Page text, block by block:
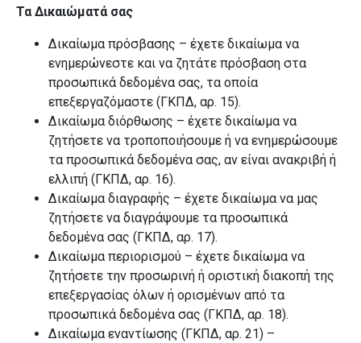
Τα Δικαιώματά σας
Δικαίωμα πρόσβασης – έχετε δικαίωμα να
ενημερώνεστε και να ζητάτε πρόσβαση στα
προσωπικά δεδομένα σας, τα οποία
επεξεργαζόμαστε (ΓΚΠΔ, αρ. 15).
Δικαίωμα διόρθωσης – έχετε δικαίωμα να
ζητήσετε να τροποποιήσουμε ή να ενημερώσουμε
τα προσωπικά δεδομένα σας, αν είναι ανακριβή ή
ελλιπή (ΓΚΠΔ, αρ. 16).
Δικαίωμα διαγραφής – έχετε δικαίωμα να μας
ζητήσετε να διαγράψουμε τα προσωπικά
δεδομένα σας (ΓΚΠΔ, αρ. 17).
Δικαίωμα περιορισμού – έχετε δικαίωμα να
ζητήσετε την προσωρινή ή οριστική διακοπή της
επεξεργασίας όλων ή ορισμένων από τα
προσωπικά δεδομένα σας (ΓΚΠΔ, αρ. 18).
Δικαίωμα εναντίωσης (ΓΚΠΔ, αρ. 21) –